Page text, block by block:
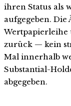
ihren Status als
aufgegeben.
Wertpapierleihe
zurück — kein
Mal innerhalb
Substantial-
abgegeben.